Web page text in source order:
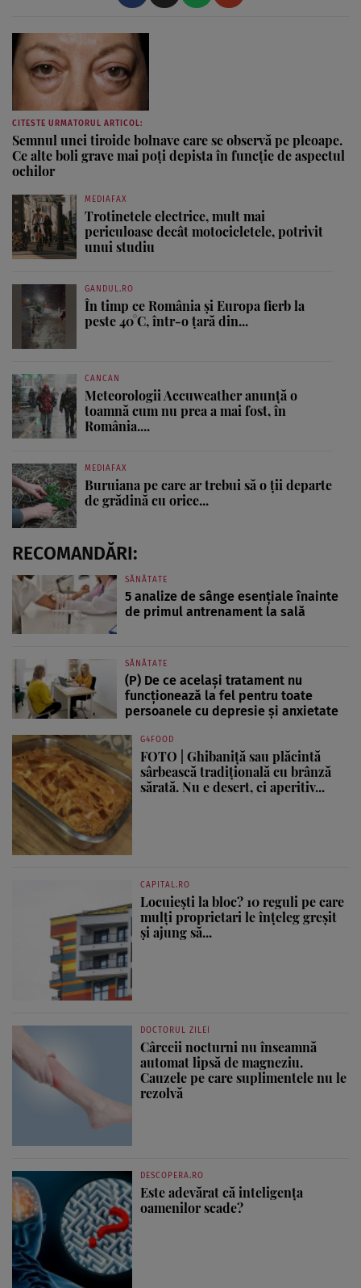
CITESTE URMATORUL ARTICOL:
Semnul unei tiroide bolnave care se observă pe pleoape.
Ce alte boli grave mai poți depista în funcție de aspectul
ochilor
MEDIAFAX
Trotinetele electrice, mult mai
periculoase decât motocicletele, potrivit
unui studiu
GANDUL.RO
În timp ce România și Europa fierb la
peste 40°C, într-o țară din...
CANCAN
Meteorologii Accuweather anunță o
toamnă cum nu prea a mai fost, în
România....
MEDIAFAX
Buruiana pe care ar trebui să o ții departe
de grădină cu orice...
RECOMANDĂRI:
SĂNĂTATE
5 analize de sânge esențiale înainte
de primul antrenament la sală
SĂNĂTATE
(P) De ce același tratament nu
funcționează la fel pentru toate
persoanele cu depresie și anxietate
G4FOOD
FOTO | Ghibaniță sau plăcintă
sârbească tradițională cu brânză
sărată. Nu e desert, ci aperitiv...
CAPITAL.RO
Locuiești la bloc? 10 reguli pe care
mulți proprietari le înțeleg greșit
și ajung să...
DOCTORUL ZILEI
Cârceii nocturni nu înseamnă
automat lipsă de magneziu.
Cauzele pe care suplimentele nu le
rezolvă
DESCOPERA.RO
Este adevărat că inteligența
oamenilor scade?